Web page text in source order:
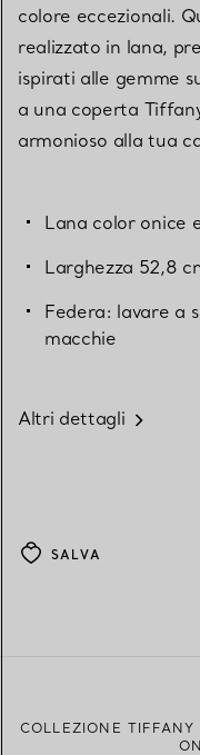
colore eccezionali.
realizzato in lana,
ispirati alle gemme
a una coperta
armonioso alla tua
Lana color onice
Larghezza 52,8
Federa: lavare a
macchie
Altri dettagli
SALVA
COLLEZIONE